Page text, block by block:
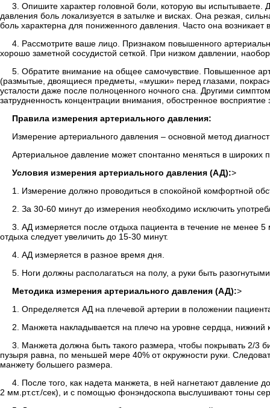
3. Опишите характер головной боли, которую вы
давления боль локализуется в затылке и висках. Она резкая,
боль характерна для пониженного давления. Часто она
4. Рассмотрите ваше лицо. Признаком повышенного
хорошо заметной сосудистой сеткой. При низком давлении,
5. Обратите внимание на общее самочувствие. Повышенное
(размытые, двоящиеся предметы, «мушки» перед глазами,
усталости даже после полноценного ночного сна. Другими
затрудненность концентрации внимания, обостренное восприятие
Правила измерения артериального давления:
Измерение артериального давления – основной метод
Артериальное давление может спонтанно меняться в широких
Условия измерения артериального давления (АД):>
1. Измерение должно проводиться в спокойной комфортной
2. За 30-60 минут до измерения необходимо исключить
3. АД измеряется после отдыха пациента в течение не менее
отдыха следует увеличить до 15-30 минут.
4. АД измеряется в разное время дня.
5. Ноги должны располагаться на полу, а руки быть
Методика измерения артериального давления (АД):>
1. Определяется АД на плечевой артерии в положении
2. Манжета накладывается на плечо на уровне сердца, нижний
3. Манжета должна быть такого размера, чтобы покрывать 2/3
пузыря равна, по меньшей мере 40% от окружности руки.
манжету большего размера.
4. После того, как надета манжета, в ней нагнетают давление
2 мм.рт.ст./сек), и с помощью фонэндоскопа выслушивают тоны